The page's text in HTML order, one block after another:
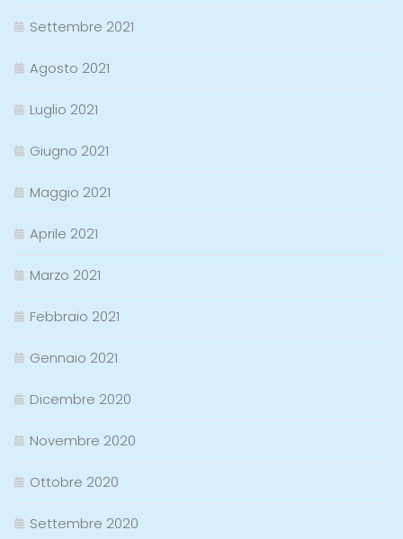
Settembre 2021
Agosto 2021
Luglio 2021
Giugno 2021
Maggio 2021
Aprile 2021
Marzo 2021
Febbraio 2021
Gennaio 2021
Dicembre 2020
Novembre 2020
Ottobre 2020
Settembre 2020